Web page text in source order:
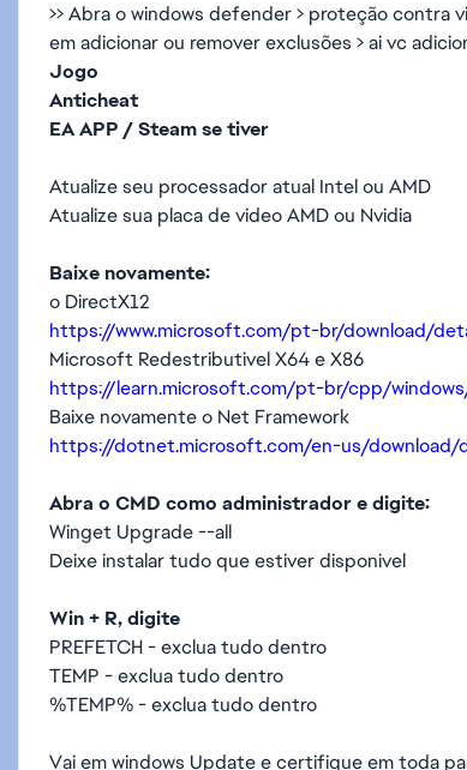
>> Abra o windows defender > proteção contra
em adicionar ou remover exclusões > ai vc
Jogo
Anticheat
EA APP / Steam se tiver
Atualize seu processador atual Intel ou AMD
Atualize sua placa de video AMD ou Nvidia
Baixe novamente:
o DirectX12
https://www.microsoft.com/pt-br/download/
Microsoft Redestributivel X64 e X86
https://learn.microsoft.com/pt-br/cpp/
Baixe novamente o Net Framework
https://dotnet.microsoft.com/en-us/
Abra o CMD como administrador e digite:
Winget Upgrade --all
Deixe instalar tudo que estiver disponivel
Win + R, digite
PREFETCH - exclua tudo dentro
TEMP - exclua tudo dentro
%TEMP% - exclua tudo dentro
Vai em windows Update e certifique em toda